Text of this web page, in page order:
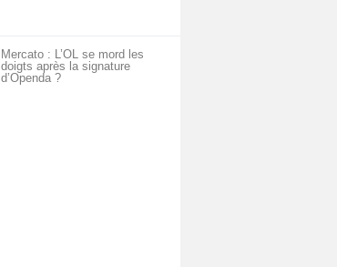
Mercato : L’OL se mord les
doigts après la signature
d’Openda ?